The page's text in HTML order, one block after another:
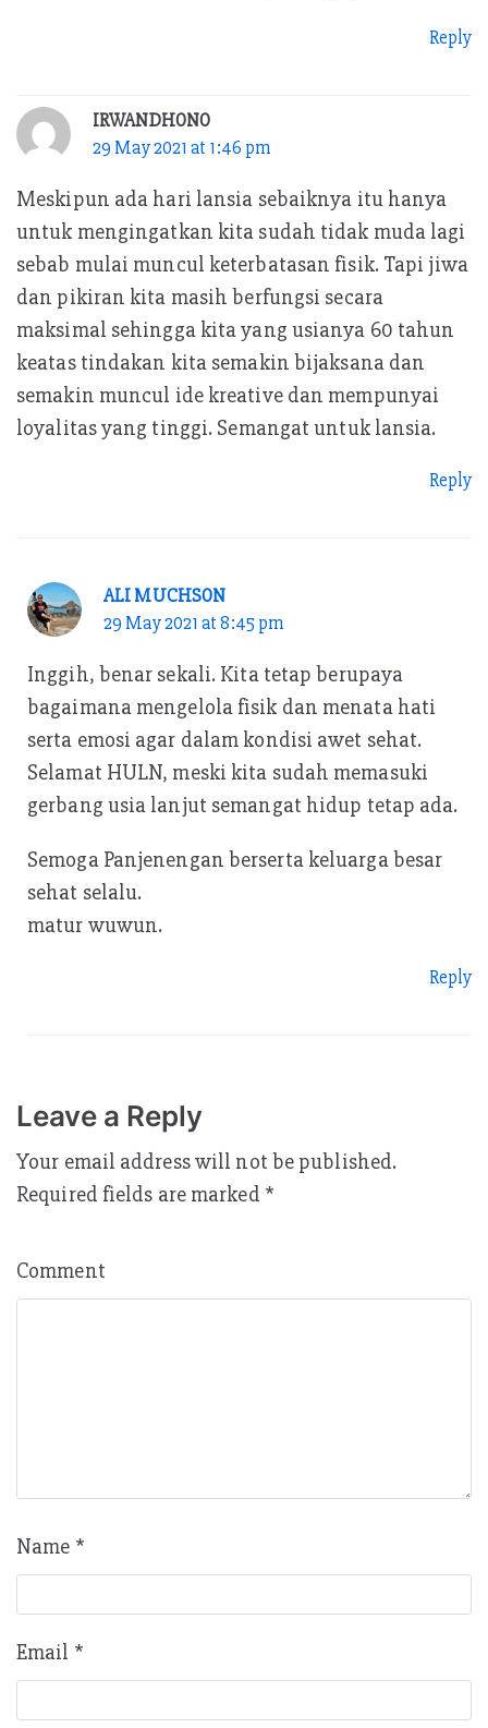
Reply
IRWANDHONO
29 May 2021 at 1:46 pm
Meskipun ada hari lansia sebaiknya itu hanya
untuk mengingatkan kita sudah tidak muda lagi
sebab mulai muncul keterbatasan fisik. Tapi jiwa
dan pikiran kita masih berfungsi secara
maksimal sehingga kita yang usianya 60 tahun
keatas tindakan kita semakin bijaksana dan
semakin muncul ide kreative dan mempunyai
loyalitas yang tinggi. Semangat untuk lansia.
Reply
ALI MUCHSON
29 May 2021 at 8:45 pm
Inggih, benar sekali. Kita tetap berupaya
bagaimana mengelola fisik dan menata hati
serta emosi agar dalam kondisi awet sehat.
Selamat HULN, meski kita sudah memasuki
gerbang usia lanjut semangat hidup tetap ada.
Semoga Panjenengan berserta keluarga besar
sehat selalu.
matur wuwun.
Reply
Leave a Reply
Your email address will not be published.
Required fields are marked *
Comment
Name *
Email *